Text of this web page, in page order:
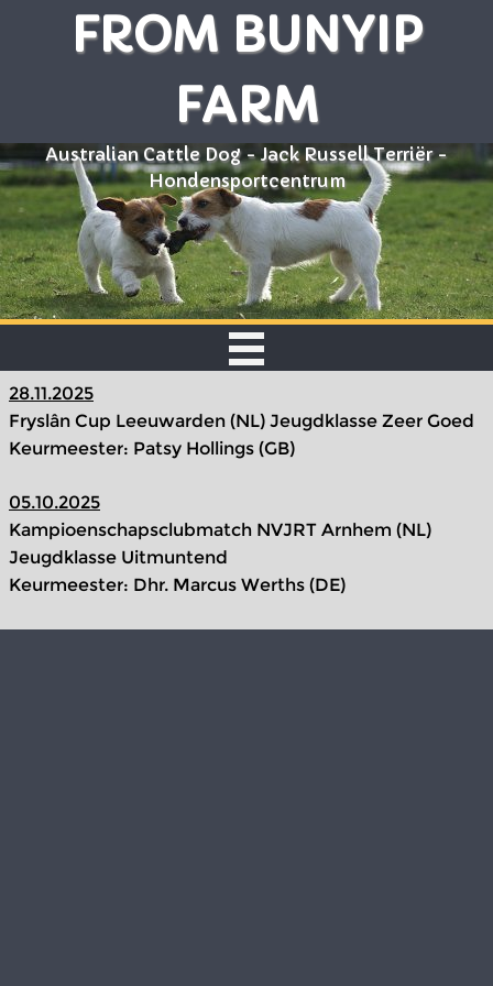
28.11.2025
Fryslân Cup Leeuwarden (NL) Jeugdklasse Zeer Goed
Keurmeester: Patsy Hollings (GB)
05.10.2025
Kampioenschapsclubmatch NVJRT Arnhem (NL)
Jeugdklasse Uitmuntend
Keurmeester: Dhr. Marcus Werths (DE)
FROM BUNYIP
FARM
Australian Cattle Dog - Jack Russell Terriër -
Hondensportcentrum